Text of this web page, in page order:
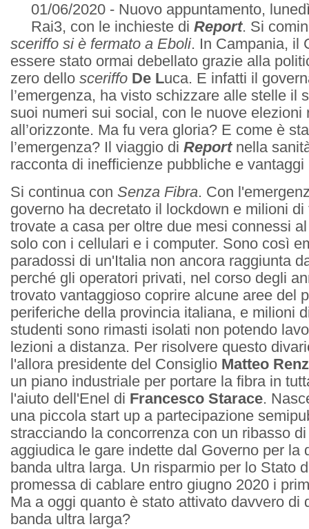
01/06/2020 - Nuovo appuntamento,
Rai3, con le inchieste di Report. Si
sceriffo si è fermato a Eboli. In Campania, il
essere stato ormai debellato grazie alla
zero dello sceriffo De Luca. E infatti il
l’emergenza, ha visto schizzare alle stelle il
suoi numeri sui social, con le nuove elezioni
all’orizzonte. Ma fu vera gloria? E come è
l’emergenza? Il viaggio di Reportnella
racconta di inefficienze pubbliche e vantaggi
Si continua con Senza Fibra. Con
governo ha decretato il lockdown e milioni
trovate a casa per oltre due mesi connessi
solo con i cellulari e i computer. Sono così
paradossi di un'Italia non ancora raggiunta
perché gli operatori privati, nel corso degli
trovato vantaggioso coprire alcune aree del
periferiche della provincia italiana, e milioni
studenti sono rimasti isolati non potendo
lezioni a distanza. Per risolvere questo
l'allora presidente del Consiglio Matteo
un piano industriale per portare la fibra in
l'aiuto dell'Enel di Francesco Starace.
una piccola start up a partecipazione
stracciando la concorrenza con un ribasso
aggiudica le gare indette dal Governo per la
banda ultra larga. Un risparmio per lo Stato
promessa di cablare entro giugno 2020 i
Ma a oggi quanto è stato attivato davvero di
banda ultra larga?